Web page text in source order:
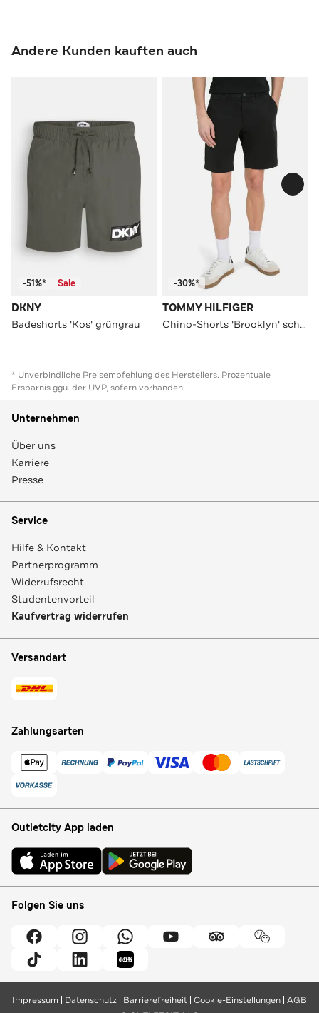
Andere Kunden kauften auch
-51%* Sale
DKNY
Badeshorts 'Kos' grüngrau
-30%*
TOMMY HILFIGER
Chino-Shorts 'Brooklyn' schwarz
* Unverbindliche Preisempfehlung des Herstellers. Prozentuale
Ersparnis ggü. der UVP, sofern vorhanden
Unternehmen
Über uns
Karriere
Presse
Service
Hilfe & Kontakt
Partnerprogramm
Widerrufsrecht
Studentenvorteil
Kaufvertrag widerrufen
Versandart
Zahlungsarten
Outletcity App laden
Folgen Sie uns
Impressum Datenschutz Barrierefreiheit Cookie-Einstellungen AGB